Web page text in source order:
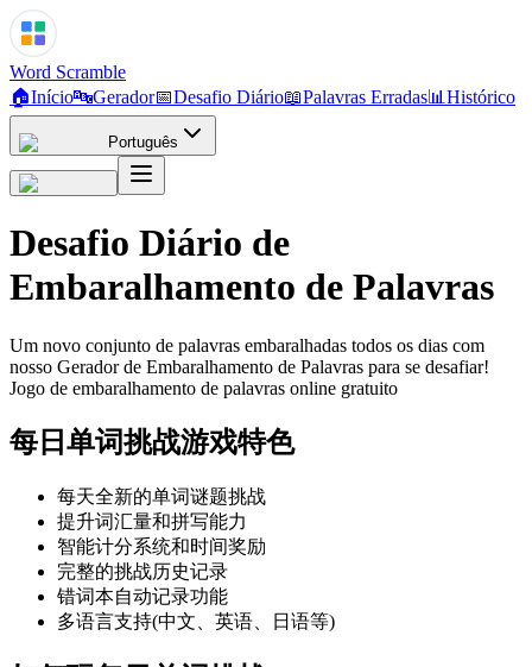
Word Scramble
🏠Início🔤Gerador📅Desafio Diário📖Palavras Erradas📊 Histórico
Português
Desafio Diário de
Embaralhamento de Palavras
Um novo conjunto de palavras embaralhadas todos os dias com
nosso Gerador de Embaralhamento de Palavras para se desafiar!
Jogo de embaralhamento de palavras online gratuito
每日单词挑战游戏特色
每天全新的单词谜题挑战
提升词汇量和拼写能力
智能计分系统和时间奖励
完整的挑战历史记录
错词本自动记录功能
多语言支持(中文、英语、日语等)